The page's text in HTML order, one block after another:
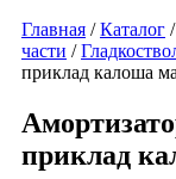
Главная /Каталог /
части /
приклад калоша
приклад